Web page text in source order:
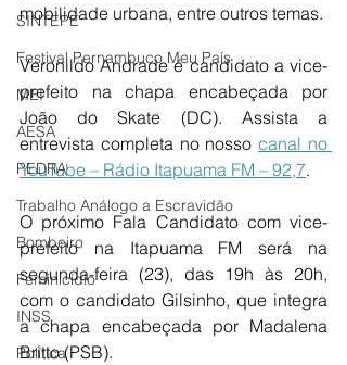
SINTEPE
Festival Pernambuco Meu País
MEI
AESA
PEDRA
Trabalho Análogo a Escravidão
Bombeiro
Feminicídio
INSS
Política
mobilidade urbana, entre outros temas.
Veronildo Andrade é candidato a vice-
prefeito na chapa encabeçada por
João do Skate (DC). Assista a
entrevista completa no nosso canal no
YouTube – Rádio Itapuama FM – 92,7.
O próximo Fala Candidato com vice-
prefeito na Itapuama FM será na
segunda-feira (23), das 19h às 20h,
com o candidato Gilsinho, que integra
a chapa encabeçada por Madalena
Britto (PSB).